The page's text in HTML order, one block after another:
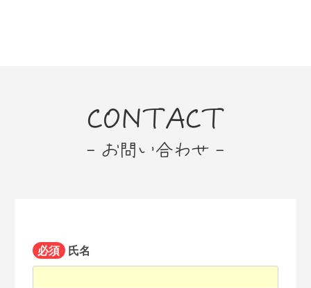
CONTACT
- お問い合わせ -
必須 氏名